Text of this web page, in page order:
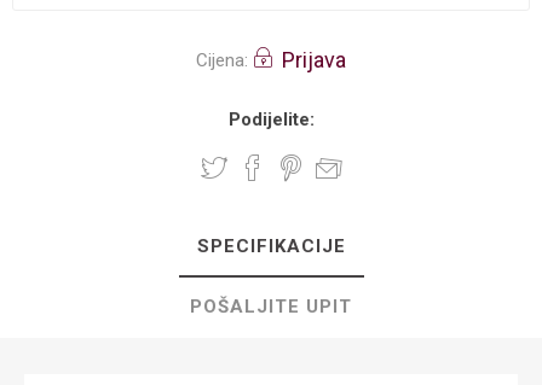
Cijena: Prijava
Podijelite:
SPECIFIKACIJE
POŠALJITE UPIT